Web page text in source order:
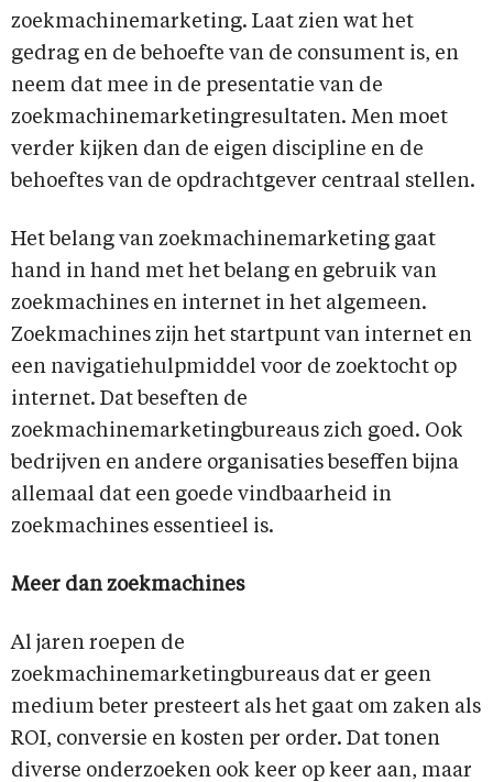
zoekmachinemarketing. Laat zien wat het
gedrag en de behoefte van de consument is, en
neem dat mee in de presentatie van de
zoekmachinemarketingresultaten. Men moet
verder kijken dan de eigen discipline en de
behoeftes van de opdrachtgever centraal stellen.
Het belang van zoekmachinemarketing gaat
hand in hand met het belang en gebruik van
zoekmachines en internet in het algemeen.
Zoekmachines zijn het startpunt van internet en
een navigatiehulpmiddel voor de zoektocht op
internet. Dat beseften de
zoekmachinemarketingbureaus zich goed. Ook
bedrijven en andere organisaties beseffen bijna
allemaal dat een goede vindbaarheid in
zoekmachines essentieel is.
Meer dan zoekmachines
Al jaren roepen de
zoekmachinemarketingbureaus dat er geen
medium beter presteert als het gaat om zaken als
ROI, conversie en kosten per order. Dat tonen
diverse onderzoeken ook keer op keer aan, maar